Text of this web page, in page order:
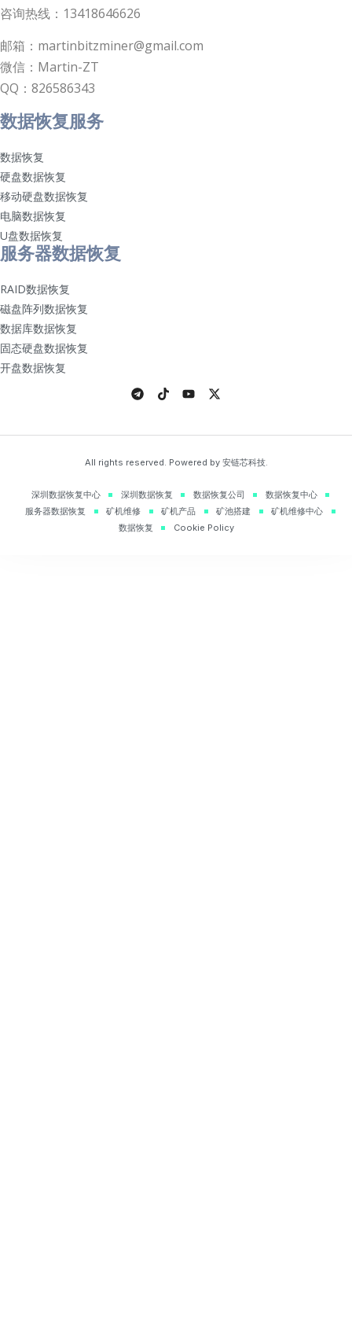
咨询热线：13418646626
邮箱：martinbitzminer@gmail.com
微信：Martin-ZT
QQ：826586343
数据恢复服务
数据恢复
硬盘数据恢复
移动硬盘数据恢复
电脑数据恢复
U盘数据恢复
服务器数据恢复
RAID数据恢复
磁盘阵列数据恢复
数据库数据恢复
固态硬盘数据恢复
开盘数据恢复
All rights reserved. Powered by 安链芯科技.
深圳数据恢复中心 深圳数据恢复 数据恢复公司
数据恢复中心
服务器数据恢复
矿机维修 矿机产品 矿池搭建
矿机维修中心
数据恢复
Cookie Policy